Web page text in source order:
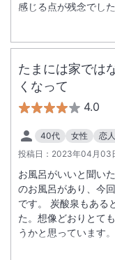
感じる点が残念でし
を部屋に忘れたこと
「何もない」と言わ
て強めに伝えたとこ
の電話がありました。 最初からちゃんと探していなかった
は…？と、少し疑問
たまには家では
くなって
4.0
40代 女性
恋
投稿日： 2023年04月03
お風呂がいいと聞い
のお風呂があり、今
です。 炭酸泉もある
た。想像どおりとて
うかと思っています